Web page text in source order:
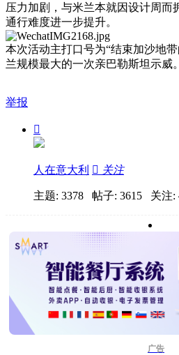
压力加剧，与米兰本就因设计周而
通行难度进一步提升。
本次活动主打口号为“结束加沙地
兰规模最大的一次亲巴勒斯坦示威
举报

人在意大利  关注
主题: 3378 帖子: 3615 关注:
广告